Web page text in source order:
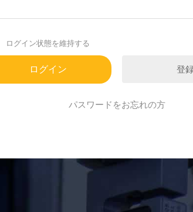
ログイン状態を維持する
登
パスワードをお忘れの方